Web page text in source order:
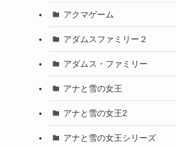
アクマゲーム
アダムスファミリー２
アダムス・ファミリー
アナと雪の女王
アナと雪の女王2
アナと雪の女王シリーズ